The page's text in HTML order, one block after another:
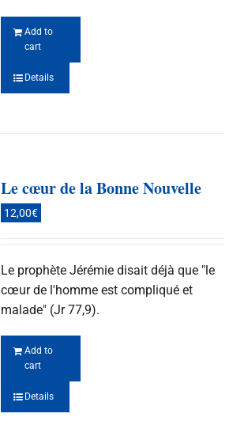
Add to
cart
Details
Le cœur de la Bonne Nouvelle
12,00€
Le prophète Jérémie disait déjà que "le
cœur de l'homme est compliqué et
malade" (Jr 77,9).
Add to
cart
Details